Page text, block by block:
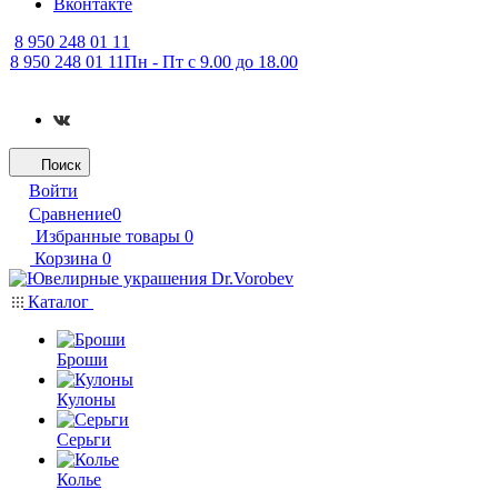
Вконтакте
8 950 248 01 11
8 950 248 01 11Пн - Пт с 9.00 до 18.00
Поиск
Войти
Сравнение0
Избранные товары 0
Корзина 0
Каталог
Броши
Кулоны
Серьги
Колье